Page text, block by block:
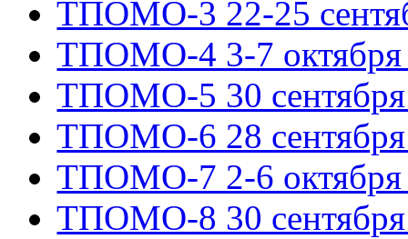
ТПОМО-3 22-25
ТПОМО-4 3-7 октября
ТПОМО-5 30 сентября
ТПОМО-6 28 сентября
ТПОМО-7 2-6 октября
ТПОМО-8 30 сентября